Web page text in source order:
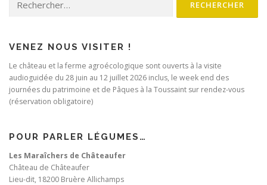
VENEZ NOUS VISITER !
Le château et la ferme agroécologique sont ouverts à la visite
audioguidée du 28 juin au 12 juillet 2026 inclus, le week end des
journées du patrimoine et de Pâques à la Toussaint sur rendez-vous
(réservation obligatoire)
POUR PARLER LÉGUMES…
Les Maraîchers de Châteaufer
Château de Châteaufer
Lieu-dit, 18200 Bruère Allichamps